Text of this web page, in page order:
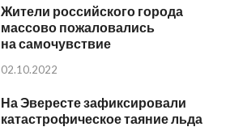
Жители российского города
массово пожаловались
на самочувствие
02.10.2022
На Эвересте зафиксировали
катастрофическое таяние льда